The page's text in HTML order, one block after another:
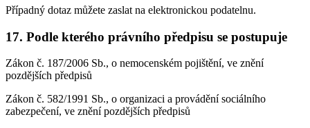
Případný dotaz můžete zaslat na elektronickou podatelnu.
17. Podle kterého právního předpisu se postupuje
Zákon č. 187/2006 Sb., o nemocenském pojištění, ve znění
pozdějších předpisů
Zákon č. 582/1991 Sb., o organizaci a provádění sociálního
zabezpečení, ve znění pozdějších předpisů